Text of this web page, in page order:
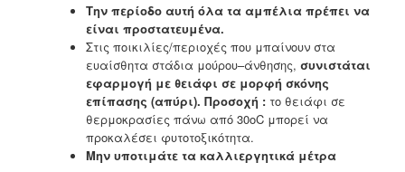
Την περίοδο αυτή όλα τα αμπέλια πρέπει να
είναι προστατευμένα.
Στις ποικιλίες/περιοχές που μπαίνουν στα
ευαίσθητα στάδια μούρου–άνθησης, συνιστάται
εφαρμογή με θειάφι σε μορφή σκόνης
επίπασης (απύρι). Προσοχή : το θειάφι σε
θερμοκρασίες πάνω από 30οC μπορεί να
προκαλέσει φυτοτοξικότητα.
Μην υποτιμάτε τα καλλιεργητικά μέτρα